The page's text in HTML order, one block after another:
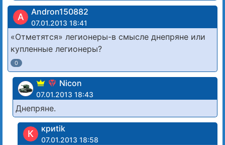
A Andron150882
07.01.2013 18:41
«Отметятся» легионеры-в смысле днепряне или
купленные легионеры?
0
Nicon
07.01.2013 18:43
Днепряне.
К криtik
07.01.2013 18:58